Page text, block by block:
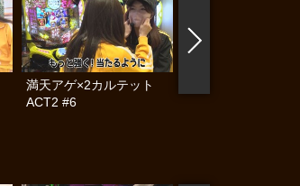
満天アゲ×2カルテット
ACT2 #6